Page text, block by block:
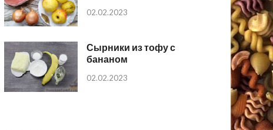
02.02.2023
Сырники из тофу с
бананом
02.02.2023